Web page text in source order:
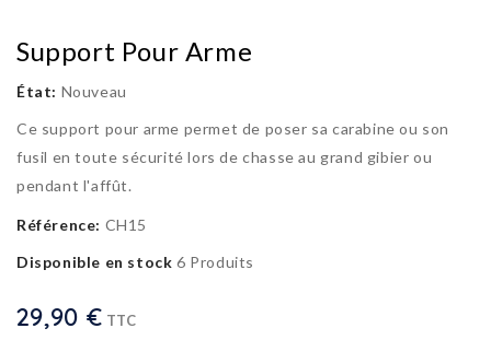
Support Pour Arme
État: Nouveau
Ce support pour arme permet de poser sa carabine ou son
fusil en toute sécurité lors de chasse au grand gibier ou
pendant l'affût.
Référence: CH15
Disponible en stock 6 Produits
29,90 € TTC